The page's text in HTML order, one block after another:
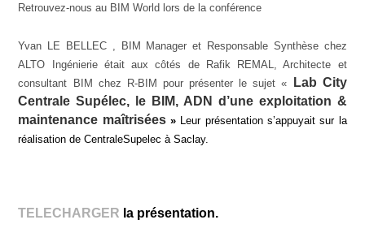
Retrouvez-nous au BIM World lors de la conférence
Yvan LE BELLEC , BIM Manager et Responsable Synthèse chez
ALTO Ingénierie était aux côtés de Rafik REMAL, Architecte et
consultant BIM chez R-BIM pour présenter le sujet «
Lab City
Centrale Supélec, le BIM, ADN d’une exploitation &
maintenance maîtrisées» Leur présentation s’appuyait sur la
réalisation de CentraleSupelec à Saclay.
TELECHARGER la présentation.